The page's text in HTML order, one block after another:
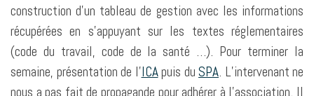
construction d’un tableau de gestion avec les informations
récupérées en s’appuyant sur les textes réglementaires
(code du travail, code de la santé …). Pour terminer la
semaine, présentation de l’ICApuis du SPA. L’intervenant ne
nous a pas fait de propagande pour adhérer à l’association. Il